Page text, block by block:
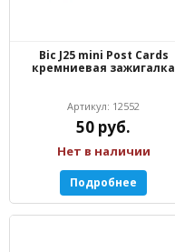
Bic J25 mini Post Cards
кремниевая зажигалка
Артикул: 12552
50 руб.
Нет в наличии
Подробнее